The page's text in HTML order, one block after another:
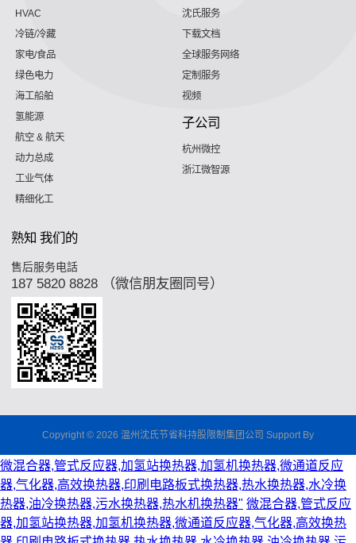
HVAC
冷链/冷藏
家电/食品
绿色电力
海工船舶
氢能源
航空 & 航天
动力总成
工业气体
精细化工
沈氏服务
下载文档
全球服务网络
定制服务
视频
子公司
杭州微控
浙江微智源
熟知 我们的
售后服务电話
187 5820 8828 （微信朋友圈同号）
Copyright © 2026 温州沈氏节省科持股限制集团公司 Support By
微混合器,管式反应器,加氢站换热器,加氢机换热器,微通道反应
器,气化器,高效换热器,印刷电路板式换热器,热水换热器,水冷换
热器,油冷换热器,污水换热器,热水机换热器" 微混合器,管式反应
器,加氢站换热器,加氢机换热器,微通道反应器,气化器,高效换热